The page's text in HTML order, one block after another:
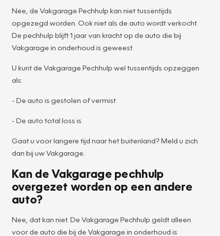
Nee, de Vakgarage Pechhulp kan niet tussentijds
opgezegd worden. Ook niet als de auto wordt verkocht.
De pechhulp blijft 1 jaar van kracht op de auto die bij
Vakgarage in onderhoud is geweest.
U kunt de Vakgarage Pechhulp wel tussentijds opzeggen
als:
- De auto is gestolen of vermist
- De auto total loss is
Gaat u voor langere tijd naar het buitenland? Meld u zich
dan bij uw Vakgarage.
Kan de Vakgarage pechhulp
overgezet worden op een andere
auto?
Nee, dat kan niet. De Vakgarage Pechhulp geldt alleen
voor de auto die bij de Vakgarage in onderhoud is